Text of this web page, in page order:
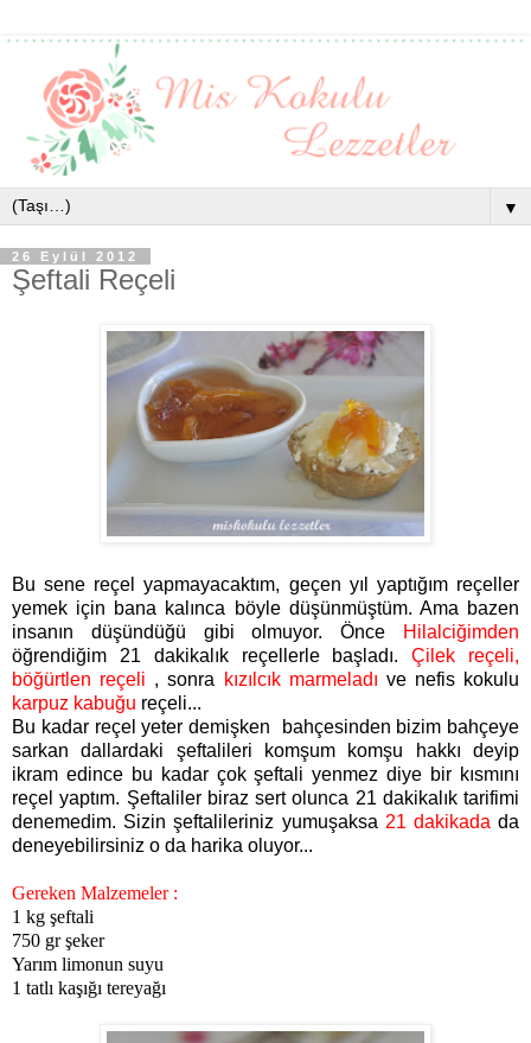
▼
26 Eylül 2012
Şeftali Reçeli
Bu sene reçel yapmayacaktım, geçen yıl yaptığım reçeller
yemek için bana kalınca böyle düşünmüştüm. Ama bazen
insanın düşündüğü gibi olmuyor. Önce
Hilalciğimden
öğrendiğim 21 dakikalık reçellerle başladı.Çilek reçeli,
böğürtlen reçeli , sonra kızılcık marmeladı ve nefis kokulu
karpuz kabuğu reçeli...
Bu kadar reçel yeter demişken bahçesinden bizim bahçeye
sarkan dallardaki şeftalileri komşum komşu hakkı deyip
ikram edince bu kadar çok şeftali yenmez diye bir kısmını
reçel yaptım. Şeftaliler biraz sert olunca 21 dakikalık tarifimi
denemedim. Sizin şeftalileriniz yumuşaksa 21 dakikada da
deneyebilirsiniz o da harika oluyor...
Gereken Malzemeler :
1 kg şeftali
750 gr şeker
Yarım limonun suyu
1 tatlı kaşığı tereyağı